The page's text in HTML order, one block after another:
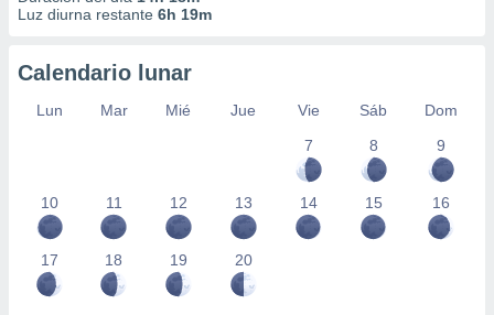
Luz diurna restante 6h 19m
Calendario lunar
Lun Mar Mié Jue Vie Sáb
Dom
7
8 9
10 11 12 13 14 15 16
17 18 19 20